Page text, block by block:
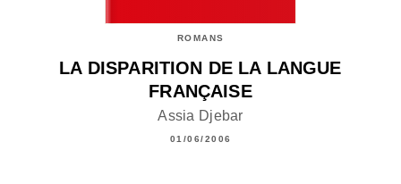
ROMANS
LA DISPARITION DE LA LANGUE
FRANÇAISE
Assia Djebar
01/06/2006